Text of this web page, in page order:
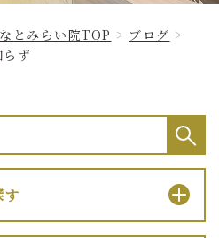
とみらい院TOP
ブログ
ず